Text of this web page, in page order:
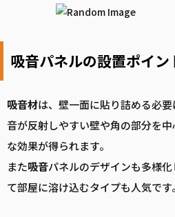
吸音パネルの設置ポイン
吸音材は、壁一面に貼り詰める必要
音が反射しやすい壁や角の部分を
な効果が得られます。
また吸音パネルのデザインも多様
て部屋に溶け込むタイプも人気です。